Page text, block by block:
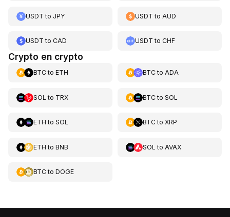
USDT to JPY USDT to AUD
USDT to CAD USDT toCHF
Crypto en crypto
BTCto ETH BTCto ADA
SOL to TRX BTCto SOL
ETH to SOL BTCto XRP
ETH to BNB SOL to AVAX
BTCto DOGE